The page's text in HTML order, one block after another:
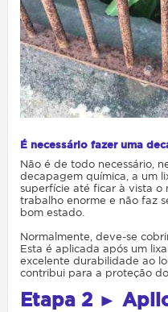
É necessário fazer uma
Não é de todo necessário,
decapagem química, a um
superfície até ficar à vista o
trabalho enorme e não faz
bom estado.
Normalmente, deve-se
Esta é aplicada após um
excelente durabilidade ao
contribui para a proteção
Etapa 2 ►